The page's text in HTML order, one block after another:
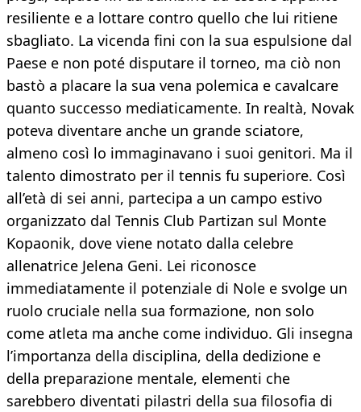
resiliente e a lottare contro quello che lui ritiene
sbagliato. La vicenda fini con la sua espulsione dal
Paese e non poté disputare il torneo, ma ciò non
bastò a placare la sua vena polemica e cavalcare
quanto successo mediaticamente. In realtà, Novak
poteva diventare anche un grande sciatore,
almeno così lo immaginavano i suoi genitori. Ma il
talento dimostrato per il tennis fu superiore. Così
all’età di sei anni, partecipa a un campo estivo
organizzato dal Tennis Club Partizan sul Monte
Kopaonik, dove viene notato dalla celebre
allenatrice Jelena Geni. Lei riconosce
immediatamente il potenziale di Nole e svolge un
ruolo cruciale nella sua formazione, non solo
come atleta ma anche come individuo. Gli insegna
l’importanza della disciplina, della dedizione e
della preparazione mentale, elementi che
sarebbero diventati pilastri della sua filosofia di